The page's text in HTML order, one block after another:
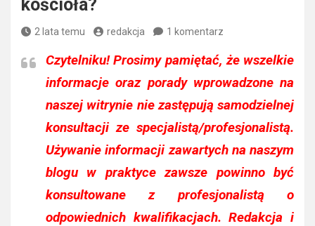
kościoła?
2 lata temu redakcja 1 komentarz
Czytelniku!Prosimy pamiętać, że wszelkie
informacje oraz porady wprowadzone na
naszej witrynie nie zastępują samodzielnej
konsultacji ze specjalistą/profesjonalistą.
Używanie informacji zawartych na naszym
blogu w praktyce zawsze powinno być
konsultowane z profesjonalistą o
odpowiednich kwalifikacjach. Redakcja i